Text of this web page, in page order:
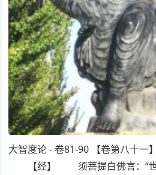
大智度论 - 卷81-90 【卷第八十一
【经】 须菩提白佛言：“世